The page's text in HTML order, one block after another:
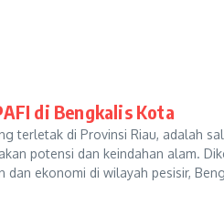
di Bengkalis Kota
terletak di Provinsi Riau, adalah
potensi dan keindahan alam.
dan ekonomi di wilayah pesisir,